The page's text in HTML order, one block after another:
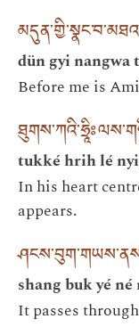
dün gyi nangwa
Before me is
tukké hrih lé
In his heart
appears.
shang buk yé
It passes